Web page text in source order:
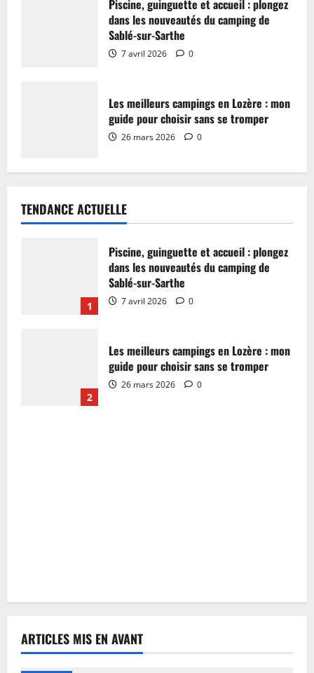
Piscine, guinguette et accueil : plongez
dans les nouveautés du camping de
Sablé-sur-Sarthe
7 avril 2026 0
Les meilleurs campings en Lozère : mon
guide pour choisir sans se tromper
26 mars 2026 0
TENDANCE ACTUELLE
1
Piscine, guinguette et accueil : plongez
dans les nouveautés du camping de
Sablé-sur-Sarthe
7 avril 2026 0
2
Les meilleurs campings en Lozère : mon
guide pour choisir sans se tromper
26 mars 2026 0
ARTICLES MIS EN AVANT